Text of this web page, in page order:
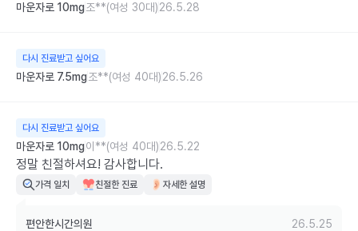
마운자로 10mg조**(여성 30대)26.5.28
다시 진료받고 싶어요
마운자로 7.5mg조**(여성 40대)26.5.26
다시 진료받고 싶어요
마운자로 10mg이**(여성 40대)26.5.22
정말 친절하셔요! 감사합니다.
가격 일치 친절한 진료 자세한 설명
편안한시간의원
26.5.25